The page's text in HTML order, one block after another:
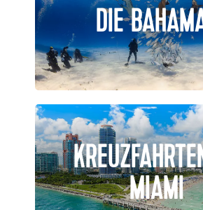
DIE
MIAMI